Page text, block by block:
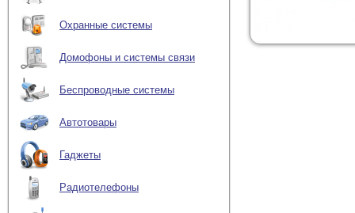
Охранные системы
Домофоны и системы связи
Беспроводные системы
Автотовары
Гаджеты
Радиотелефоны